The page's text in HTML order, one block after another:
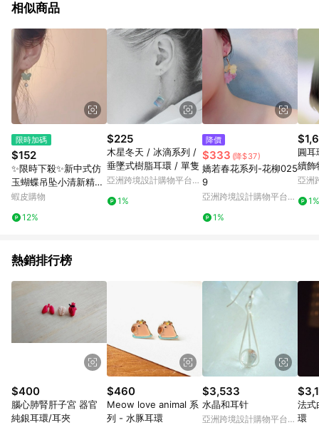
行為，不具贈點資格，部分退款不在此限。 6. APP 請更新至
貨後 45 天後發送。 8. 群眾募資商品，禮物卡，開館保證金，補
運費，攤位費等不具贈點資格。 9. LINE 購物站上之商品規格、
顏色、價位、贈品如與 Pinkoi 商品資訊頁及購物車不符，以
Pinkoi 購物商品資訊頁及購物車標示為準。 10. 點數紅包使用規
則請以點數紅包活動說明為準。 11. 若於 LINE 購物前往 Pinkoi
頁面後才首次下載 Pinkoi APP 並完成訂單，不符合導購資格；承
上，首次下載 Pinkoi APP 後，需透過 LINE 購物前往 Pinkoi 頁
相似商品
限時加碼
$152
✨限時下殺✨新中式仿
玉蝴蝶吊坠小清新精致
气质百搭国风耳环同款
蝦皮購物
12%
$225
木星冬天 / 冰滴系列 /
垂墜式樹脂耳環 / 單隻
亞洲跨境設計購物平台
1%
降價
$333 (降$37)
嬌若春花系列-花柳025
9
亞洲跨境設計購物平台
1%
圓
續飾
亞洲
1%
熱銷排行榜
$400
腦心肺腎肝子宮 器官
純銀耳環/耳夾
$460
Meow love animal 系
列 - 水豚耳環
$3,533
水晶和耳针
亞洲跨境設計購物平台
法式
環